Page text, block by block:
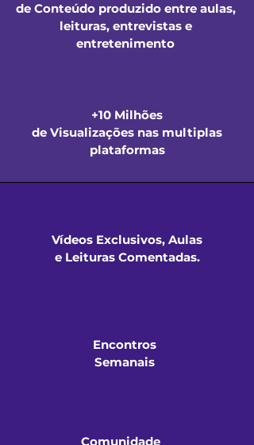
de Conteúdo produzido entre aulas,
leituras, entrevistas e
entretenimento
+10 Milhões
de Visualizações nas multiplas
plataformas
Vídeos Exclusivos, Aulas
e Leituras Comentadas.
Encontros
Semanais
Comunidade